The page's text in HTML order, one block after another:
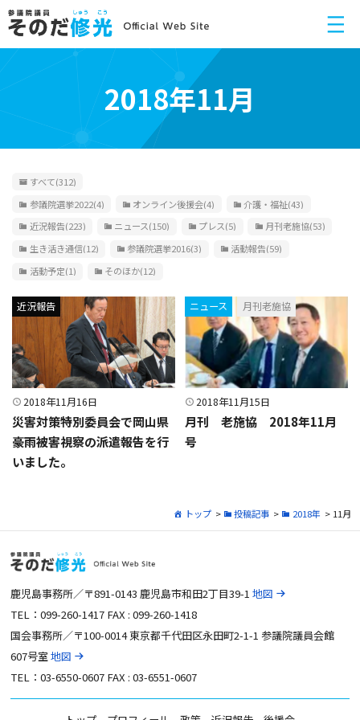
2018年11月
すべて(312)
参議院選挙2022(4) オンライン後援会(4) 介護・福祉(43)
近況報告(223) ニュース(150) プレス(5) 月刊老施協(53)
生き活き通信(12) 参議院選挙2016(3) 活動報告(59)
活動予定(1) そのほか(12)
2018年11月16日
災害対策特別委員会で岡山県
豪雨被害視察の派遣報告を行
いました。
近況報告
2018年11月15日
月刊 老施協 2018年11月
号
ニュース 月刊老施協
トップ > 投稿記事 > 2018年 > 11月
鹿児島事務所／〒891-0143 鹿児島市和田2丁目39-1地図
TEL：099-260-1417 FAX : 099-260-1418
国会事務所／〒100-0014 東京都千代田区永田町2-1-1 参議院議員会館
607号室地図
TEL：03-6550-0607 FAX : 03-6551-0607